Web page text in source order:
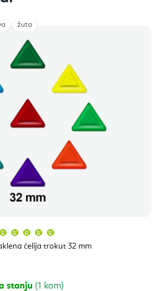
ćelija trokut 32 mm
proizvoda
je
zvjezdica.
stanju (1 kom)
žuta